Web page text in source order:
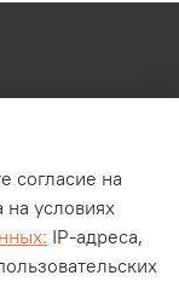
согласие на
на условиях
IP-адреса,